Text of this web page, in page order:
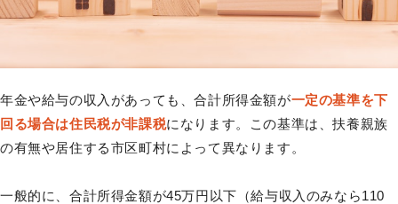
年金や給与の収入があっても、合計所得金額が一定の基準を下
回る場合は住民税が非課税になります。この基準は、扶養親族
の有無や居住する市区町村によって異なります。
一般的に、合計所得金額が45万円以下（給与収入のみなら110